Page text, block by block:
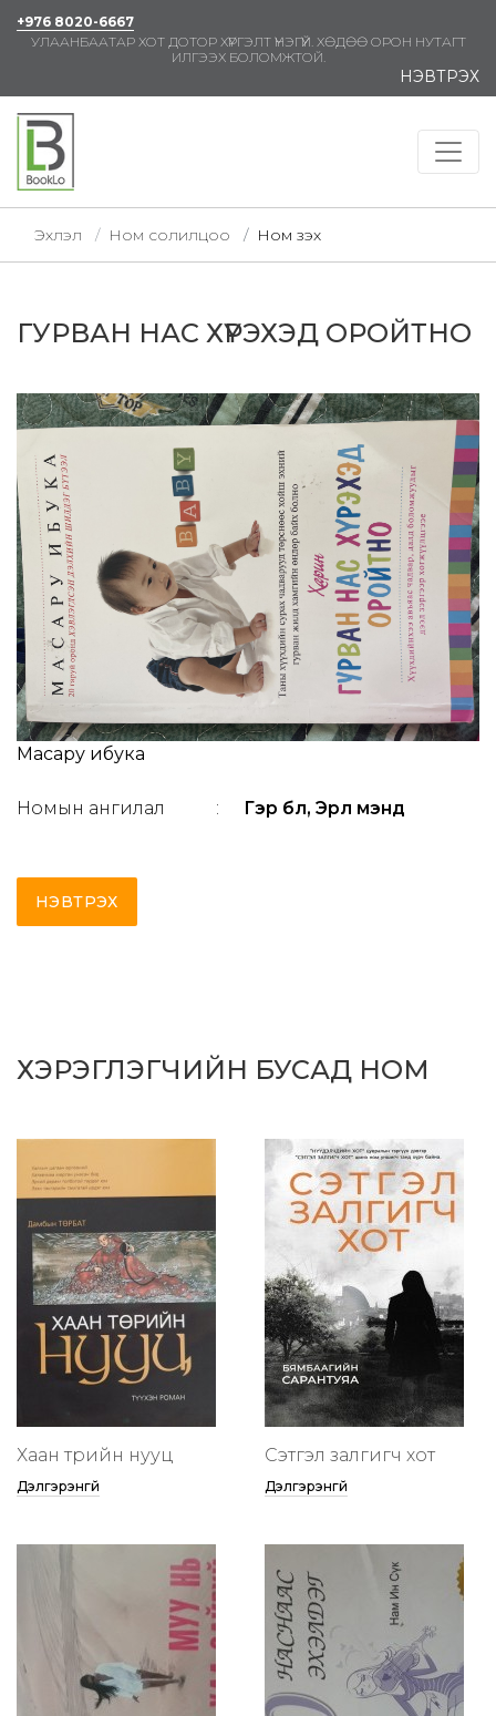
+976 8020-6667
УЛААНБААТАР ХОТ ДОТОР ХҮРГЭЛТ ҮНЭГҮЙ. ХӨДӨӨ ОРОН НУТАГТ
ИЛГЭЭХ БОЛОМЖТОЙ.
НЭВТРЭХ
Эхлэл Ном солилцоо Ном үзэх
ГУРВАН НАС ХҮРЭХЭД ОРОЙТНО
Масару ибука
Номын ангилал : Гэр бүл, Эрүүл мэнд
НЭВТРЭХ
ХЭРЭГЛЭГЧИЙН БУСАД НОМ
Хаан төрийн нууц
Дэлгэрэнгүй
Сэтгэл залгигч хот
Дэлгэрэнгүй